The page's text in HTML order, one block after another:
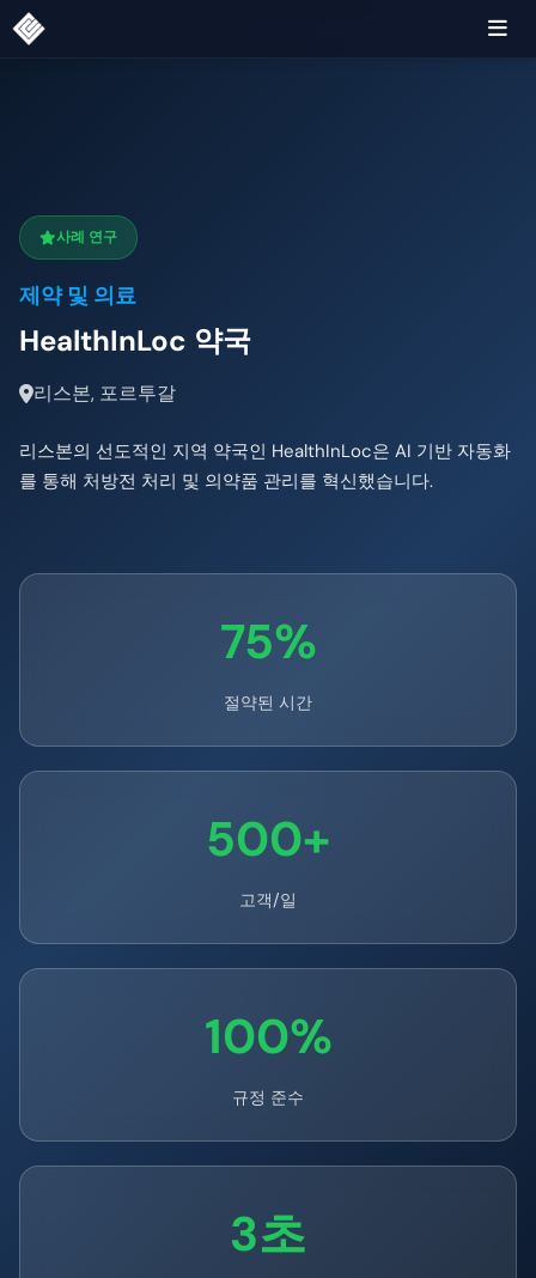
사례 연구
제약 및 의료
HealthInLoc 약국
리스본, 포르투갈
리스본의 선도적인 지역 약국인 HealthInLoc은 AI 기반 자동화
를 통해 처방전 처리 및 의약품 관리를 혁신했습니다.
75%
절약된 시간
500+
고객/일
100%
규정 준수
3초